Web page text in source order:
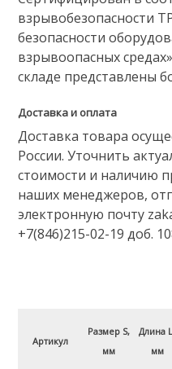
взрывобезопасности
безопасности
взрывоопасных
складе представлены
Доставка и оплата
Доставка товара
России. Уточнить
стоимости и наличию
наших менеджеров,
электронную почту
+7(846)215-02-19 доб.
Артикул
Размер S,
мм
Длина
мм